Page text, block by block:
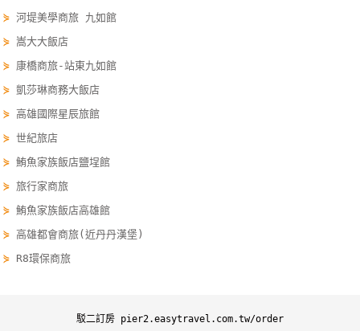
理
會
帳
戶
客
服
聯
絡
⋟河堤美學商旅 九如館
⋟嵩大大飯店
⋟ 康橋商旅-站東九如館
⋟凱莎琳商務大飯店
⋟高雄國際星辰旅館
⋟世紀旅店
⋟鮪魚家族飯店鹽埕館
⋟旅行家商旅
⋟鮪魚家族飯店高雄館
⋟高雄都會商旅(近丹丹漢堡)
⋟ R8環保商旅
駁二訂房 pier2.easytravel.com.tw/order